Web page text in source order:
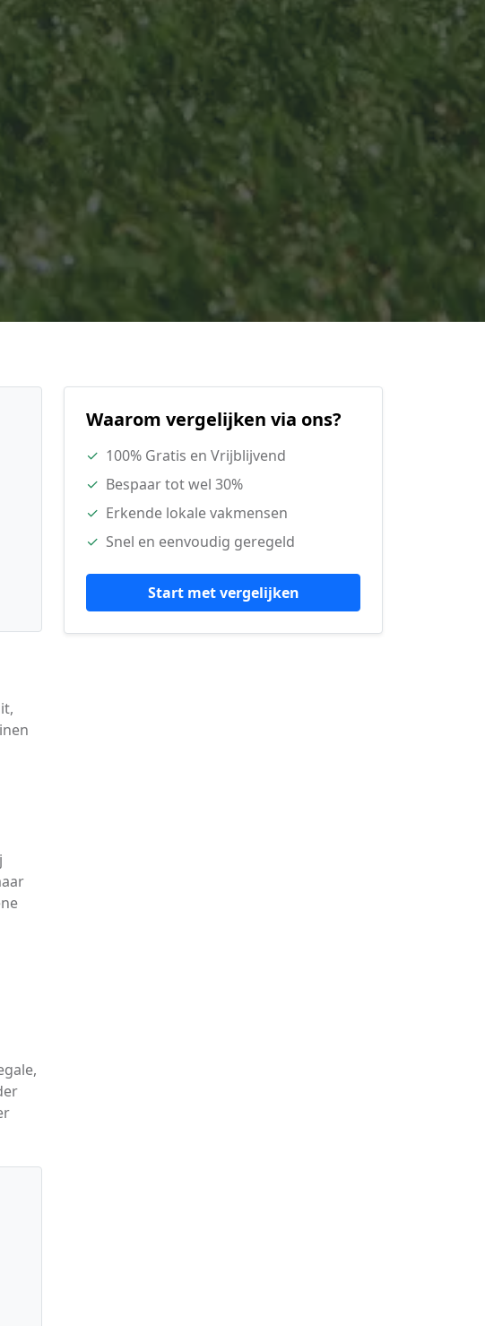
Waarom vergelijken via ons?
✓ 100% Gratis en Vrijblijvend
✓ Bespaar tot wel 30%
✓ Erkende lokale vakmensen
✓ Snel en eenvoudig geregeld
Start met vergelijken